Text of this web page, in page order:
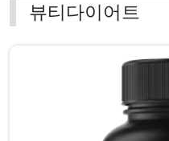
뷰티다이어트